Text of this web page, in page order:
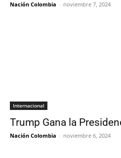
Nación Colombia - noviembre 7, 2024
Internacional
Trump Gana la
Nación Colombia - noviembre 6, 2024